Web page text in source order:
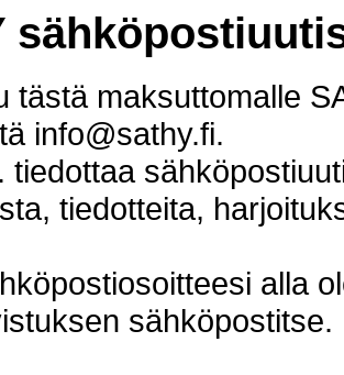
tästä maksuttomalle
info@sathy.fi.
tiedottaa
tiedotteita,
alla
sähköpostitse.